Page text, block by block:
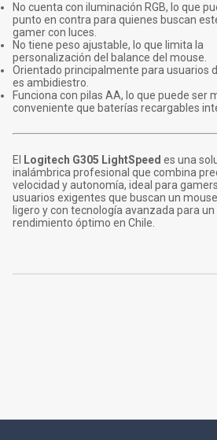
No cuenta con iluminación RGB, lo que
punto en contra para quienes buscan
gamer con luces.
No tiene peso ajustable, lo que limita la
personalización del balance del mouse.
Orientado principalmente para usuarios
es ambidiestro.
Funciona con pilas AA, lo que puede ser
conveniente que baterías recargables
El Logitech G305 LightSpeed es una
inalámbrica profesional que combina
velocidad y autonomía, ideal para
usuarios exigentes que buscan un
ligero y con tecnología avanzada para un
rendimiento óptimo en Chile.